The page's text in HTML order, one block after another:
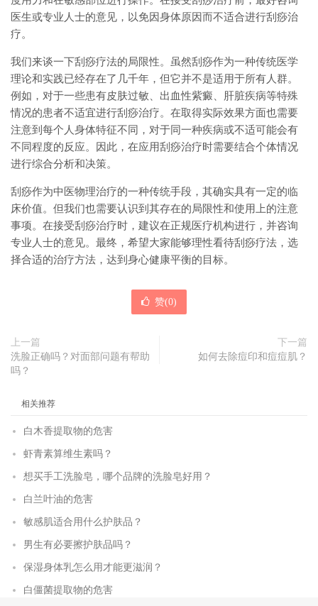
医生或专业人士的意见，以免因身体原因而不适合进行刮痧治
疗。
我们来谈一下刮痧疗法的局限性。虽然刮痧作为一种传统医学
理论和实践已经存在了几千年，但它并不是适用于所有人群。
例如，对于一些患有皮肤过敏、出血性紫癜、肝脏疾病等特殊
情况的患者不适宜进行刮痧治疗。在取得实际效果方面也需要
注意到每个人身体特征不同，对于同一种疾病或不适可能会有
不同程度的反应。因此，在应用刮痧治疗时需要结合个体情况
进行综合分析和决策。
刮痧作为中医物理治疗的一种传统手段，其确实具有一定的临
床价值。但我们也需要认识到其存在的局限性和使用上的注意
事项。在接受刮痧治疗时，建议在正规医疗机构进行，并咨询
专业人士的意见。最终，希望大家能够理性看待刮痧疗法，选
择合适的治疗方法，达到身心健康平衡的目标。
赞(0)
上一篇
洗脸正确吗？对面部问题有帮助
吗？
下一篇
如何去除痘印和痘痘肌？
相关推荐
白木香提取物的危害
虾青素算维生素吗？
想买手工洗脸皂，哪个品牌的洗脸皂好用？
白兰叶油的危害
敏感肌适合用什么护肤品？
男生有必要擦护肤品吗？
保湿身体乳怎么用才能更滋润？
白僵菌提取物的危害